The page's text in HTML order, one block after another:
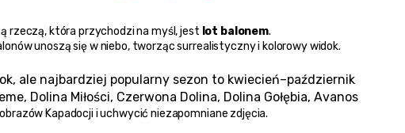
rzeczą, która przychodzi na myśl, jest lot balonem.
unoszą się w niebo, tworząc surrealistyczny i kolorowy widok.
ale najbardziej popularny sezon to kwiecień–październik
Dolina Miłości, Czerwona Dolina, Dolina Gołębia, Avanos
Kapadocji i uchwycić niezapomniane zdjęcia.